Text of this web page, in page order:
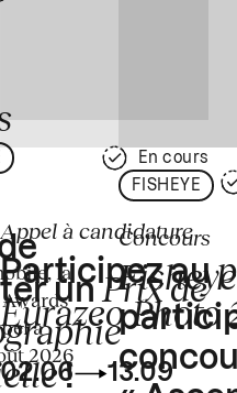
la
à
2026
En cours
unPrix de
!
Appel à candidature
Participez au
Eurazeo Photo
02.06 13.09
FISHEYE
Concours
Fisheye